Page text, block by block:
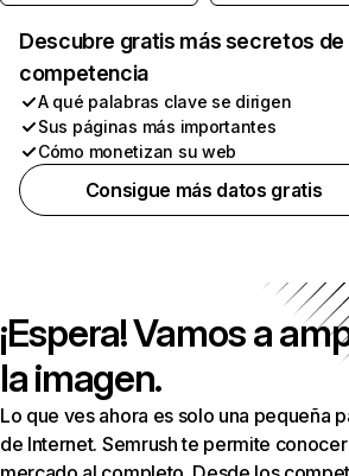
Descubre gratis más secretos de
competencia
A qué palabras clave se dirigen
Sus páginas más importantes
Cómo monetizan su web
Consigue más datos gratis
¡Espera! Vamos a
la imagen.
Lo que ves ahora es solo una pequeña
de Internet. Semrush te permite